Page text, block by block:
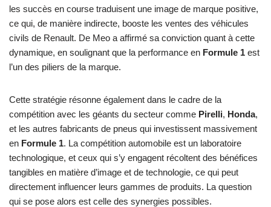
les succès en course traduisent une image de marque positive,
ce qui, de manière indirecte, booste les ventes des véhicules
civils de Renault. De Meo a affirmé sa conviction quant à cette
dynamique, en soulignant que la performance en Formule 1 est
l’un des piliers de la marque.
Cette stratégie résonne également dans le cadre de la
compétition avec les géants du secteur comme Pirelli, Honda,
et les autres fabricants de pneus qui investissent massivement
en Formule 1. La compétition automobile est un laboratoire
technologique, et ceux qui s’y engagent récoltent des bénéfices
tangibles en matière d’image et de technologie, ce qui peut
directement influencer leurs gammes de produits. La question
qui se pose alors est celle des synergies possibles.